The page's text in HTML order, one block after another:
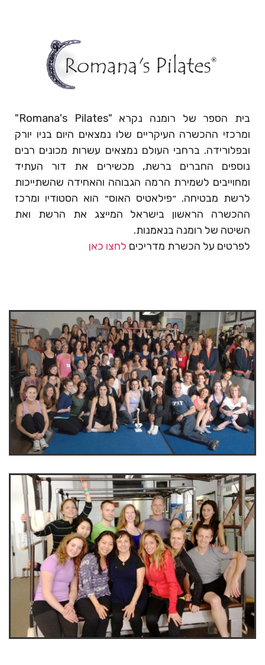
בית הספר של רומנה נקרא "Romana's Pilates"
ומרכזי ההכשרה העיקריים שלו נמצאים היום בניו יורק
ובפלורידה. ברחבי העולם נמצאים עשרות מכונים רבים
נוספים החברים ברשת, מכשירים את דור העתיד
ומחוייבים לשמירת הרמה הגבוהה והאחידה שהשתייכות
לרשת מבטיחה. ״פילאטיס האוס״ הוא הסטודיו ומרכז
ההכשרה הראשון בישראל המייצג את הרשת ואת
השיטה של רומנה בנאמנות.
לפרטים על הכשרת מדריכים לחצו כאן